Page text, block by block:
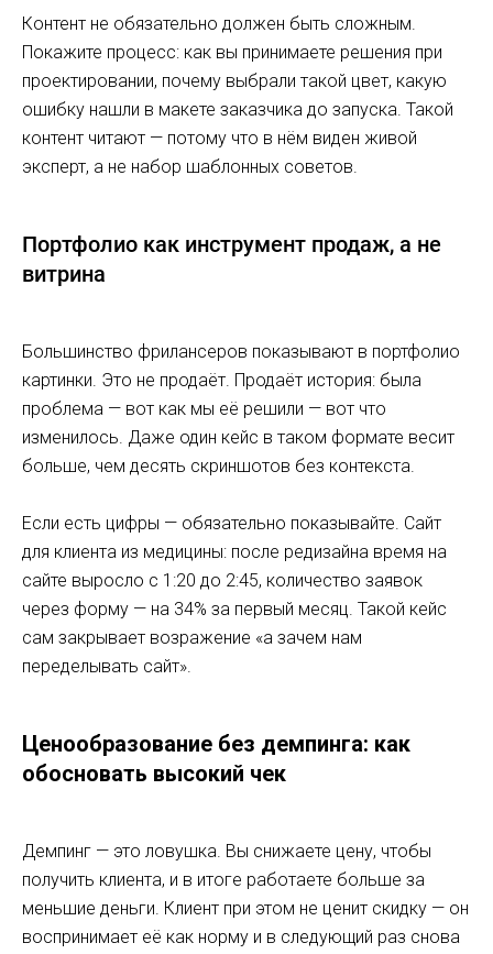
Контент не обязательно должен быть сложным.
Покажите процесс: как вы принимаете решения при
проектировании, почему выбрали такой цвет, какую
ошибку нашли в макете заказчика до запуска. Такой
контент читают — потому что в нём виден живой
эксперт, а не набор шаблонных советов.
Портфолио как инструмент продаж, а не
витрина
Большинство фрилансеров показывают в портфолио
картинки. Это не продаёт. Продаёт история: была
проблема — вот как мы её решили — вот что
изменилось. Даже один кейс в таком формате весит
больше, чем десять скриншотов без контекста.
Если есть цифры — обязательно показывайте. Сайт
для клиента из медицины: после редизайна время на
сайте выросло с 1:20 до 2:45, количество заявок
через форму — на 34% за первый месяц. Такой кейс
сам закрывает возражение «а зачем нам
переделывать сайт».
Ценообразование без демпинга: как
обосновать высокий чек
Демпинг — это ловушка. Вы снижаете цену, чтобы
получить клиента, и в итоге работаете больше за
меньшие деньги. Клиент при этом не ценит скидку — он
воспринимает её как норму и в следующий раз снова